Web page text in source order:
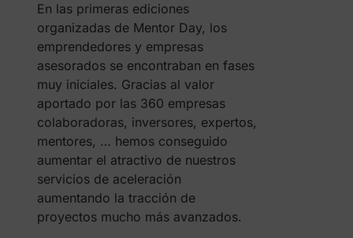
En las primeras ediciones
organizadas de Mentor Day, los
emprendedores y empresas
asesorados se encontraban en fases
muy iniciales. Gracias al valor
aportado por las 360 empresas
colaboradoras, inversores, expertos,
mentores, … hemos conseguido
aumentar el atractivo de nuestros
servicios de aceleración
aumentando la tracción de
proyectos mucho más avanzados.